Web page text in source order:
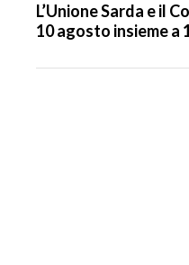
L’Unione Sarda e il
10 agosto insieme a